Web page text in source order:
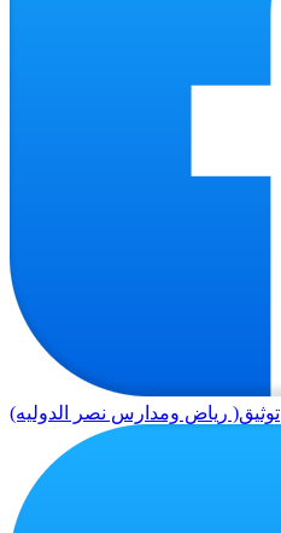
توثيق( رياض ومدارس نصر الدوليه)